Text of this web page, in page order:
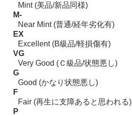
Mint (美品/新品同様)
M-
Near Mint (普通/経年劣化有)
EX
Excellent (B級品/軽損傷有)
VG
Very Good (Ｃ級品/状態悪し)
G
Good (かなり状態悪し)
F
Fair (再生に支障あると思われる)
P